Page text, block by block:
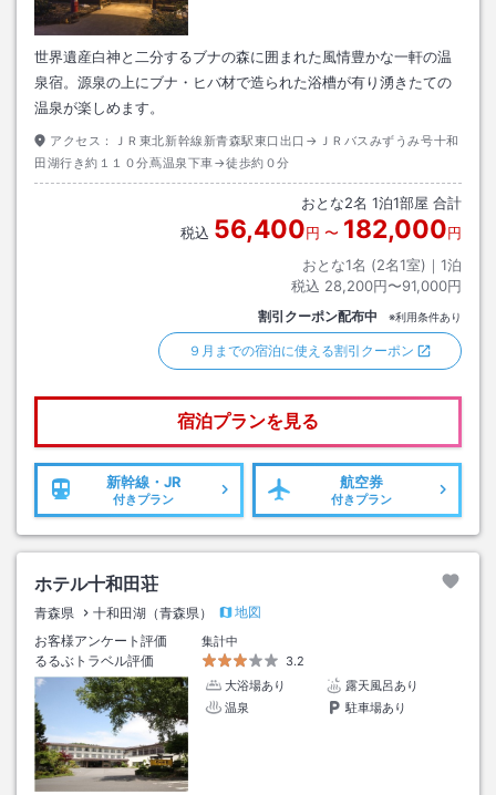
世界遺産白神と二分するブナの森に囲まれた風情豊かな一軒の温
泉宿。源泉の上にブナ・ヒバ材で造られた浴槽が有り湧きたての
温泉が楽しめます。
アクセス：
ＪＲ東北新幹線新青森駅東口出口→ＪＲバスみずうみ号十和
田湖行き約１１０分蔦温泉下車→徒歩約０分
おとな2名 1泊1部屋 合計
税込 56,400円 〜 182,000円
おとな1名 (2名1室)｜ 1泊
税込 28,200円〜91,000円
割引クーポン配布中 ※利用条件あり
９月までの宿泊に使える割引クーポン
宿泊プランを見る
新幹線・JR
付きプラン
航空券
付きプラン
ホテル十和田荘
青森県 十和田湖（青森県）
地図
お客様アンケート評価
集計中
るるぶトラベル評価
3.2
大浴場あり
露天風呂あり
温泉
駐車場あり